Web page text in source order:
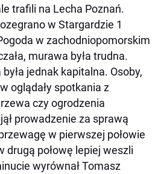
trafili na Lecha Poznań.
w Stargardzie 1
w zachodniopomorskim
murawa była trudna.
jednak kapitalna. Osoby,
oglądały spotkania z
czy ogrodzenia
prowadzenie za sprawą
w pierwszej połowie
drugą połowę lepiej weszli
wyrównał Tomasz